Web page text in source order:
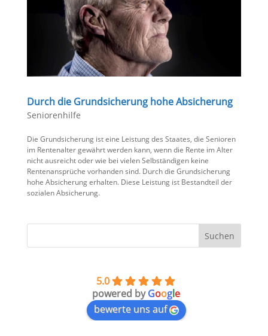
Durch die Grundsicherung hohe Absicherung
Seniorenhilfe
Die Grundsicherung ist eine Leistung des Staates, die Senioren
im Rentenalter gewährt werden kann, wenn die Rente im Alter
nicht ausreicht oder wie bei vielen Selbständigen keine
Rentenansprüche vorhanden sind. Durch die Grundsicherung
hohe Absicherung erhalten. Diese Leistung ist Bestandteil der
sozialen Absicherung.
5.0
powered byGoogle
bewerte uns auf